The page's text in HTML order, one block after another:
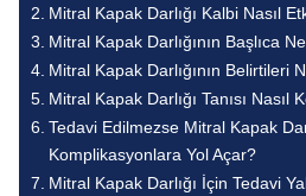
Mitral Kapak Darlığı Kalbi Nasıl
Mitral Kapak Darlığının Başlıca
Mitral Kapak Darlığının Belirtileri
Mitral Kapak Darlığı Tanısı Nasıl
Tedavi Edilmezse Mitral Kapak
Komplikasyonlara Yol Açar?
Mitral Kapak Darlığı İçin Tedavi